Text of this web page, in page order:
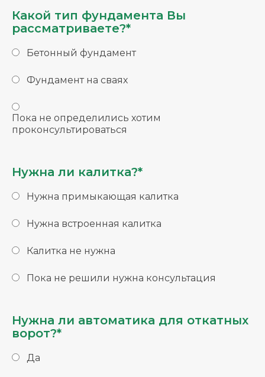
Какой тип фундамента Вы
рассматриваете?*
Бетонный фундамент
Фундамент на сваях
Пока не определились хотим
проконсультироваться
Нужна ли калитка?*
Нужна примыкающая калитка
Нужна встроенная калитка
Калитка не нужна
Пока не решили нужна консультация
Нужна ли автоматика для откатных
ворот?*
Да